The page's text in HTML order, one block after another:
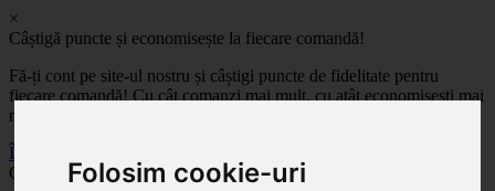
Folosim cookie-uri
×
Câștigă puncte și economisește la fiecare comandă!
Fă-ți cont pe site-ul nostru și câștigi puncte de fidelitate pentru
fiecare comandă! Cu cât comanzi mai mult, cu atât economisești mai
mult!
Înregistrează-te acum
Celoplast